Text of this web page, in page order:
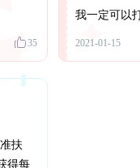
35
我一定可以
2021-01-15
扶
得每